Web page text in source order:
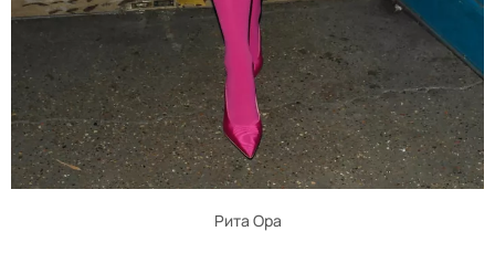
Рита Ора